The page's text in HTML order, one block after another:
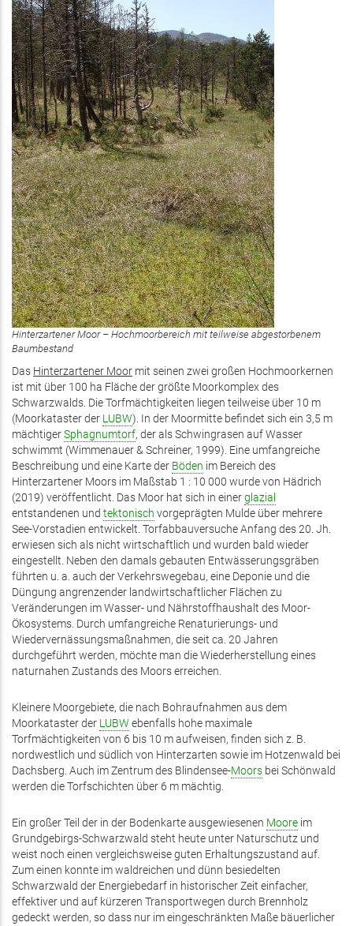
Hinterzartener Moor – Hochmoorbereich mit teilweise abgestorbenem
Baumbestand
Das Hinterzartener Moor mit seinen zwei großen Hochmoorkernen
ist mit über 100 ha Fläche der größte Moorkomplex des
Schwarzwalds. Die Torfmächtigkeiten liegen teilweise über 10 m
(Moorkataster der LUBW). In der Moormitte befindet sich ein 3,5 m
mächtigerSphagnumtorf, der als Schwingrasen auf Wasser
schwimmt (Wimmenauer & Schreiner, 1999). Eine umfangreiche
Beschreibung und eine Karte der Böden im Bereich des
Hinterzartener Moors im Maßstab 1 : 10 000 wurde von Hädrich
(2019) veröffentlicht. Das Moor hat sich in einerglazial
entstandenen und tektonisch vorgeprägten Mulde über mehrere
See-Vorstadien entwickelt. Torfabbauversuche Anfang des 20. Jh.
erwiesen sich als nicht wirtschaftlich und wurden bald wieder
eingestellt. Neben den damals gebauten Entwässerungsgräben
führten u. a. auch der Verkehrswegebau, eine Deponie und die
Düngung angrenzender landwirtschaftlicher Flächen zu
Veränderungen im Wasser- und Nährstoffhaushalt des Moor-
Ökosystems. Durch umfangreiche Renaturierungs- und
Wiedervernässungsmaßnahmen, die seit ca. 20 Jahren
durchgeführt werden, möchte man die Wiederherstellung eines
naturnahen Zustands des Moors erreichen.
Kleinere Moorgebiete, die nach Bohraufnahmen aus dem
Moorkataster der LUBW ebenfalls hohe maximale
Torfmächtigkeiten von 6 bis 10 m aufweisen, finden sich z. B.
nordwestlich und südlich von Hinterzarten sowie im Hotzenwald bei
Dachsberg. Auch im Zentrum des Blindensee-Moors bei Schönwald
werden die Torfschichten über 6 m mächtig.
Ein großer Teil der in der Bodenkarte ausgewiesenen Moore im
Grundgebirgs-Schwarzwald steht heute unter Naturschutz und
weist noch einen vergleichsweise guten Erhaltungszustand auf.
Zum einen konnte im waldreichen und dünn besiedelten
Schwarzwald der Energiebedarf in historischer Zeit einfacher,
effektiver und auf kürzeren Transportwegen durch Brennholz
gedeckt werden, so dass nur im eingeschränkten Maße bäuerlicher